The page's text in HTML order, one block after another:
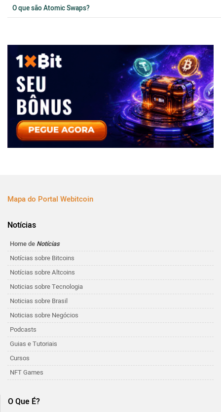
O que são Atomic Swaps?
Mapa do Portal Webitcoin
Notícias
Home de Notícias
Notícias sobre Bitcoins
Notícias sobre Altcoins
Noticias sobre Tecnologia
Noticias sobre Brasil
Noticias sobre Negócios
Podcasts
Guias e Tutoriais
Cursos
NFT Games
O Que É?